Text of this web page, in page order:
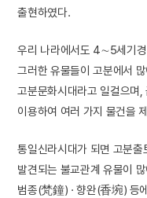
출현하였다.
우리 나라에서도 4∼5세기
그러한 유물들이 고분에서
고분문화시대라고 일컬으며,
이용하여 여러 가지 물건을
통일신라시대가 되면 고분
발견되는 불교관계 유물이
범종(梵鐘) · 향완(香埦) 등